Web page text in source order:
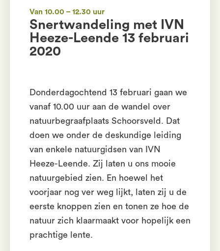
Van 10.00 – 12.30 uur
Snertwandeling met IVN
Heeze-Leende 13 februari
2020
Donderdagochtend 13 februari gaan we
vanaf 10.00 uur aan de wandel over
natuurbegraafplaats Schoorsveld. Dat
doen we onder de deskundige leiding
van enkele natuurgidsen van IVN
Heeze-Leende. Zij laten u ons mooie
natuurgebied zien. En hoewel het
voorjaar nog ver weg lijkt, laten zij u de
eerste knoppen zien en tonen ze hoe de
natuur zich klaarmaakt voor hopelijk een
prachtige lente.